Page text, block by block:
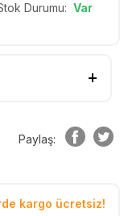
Durumu: Var
Paylaş:
kargo ücretsiz!